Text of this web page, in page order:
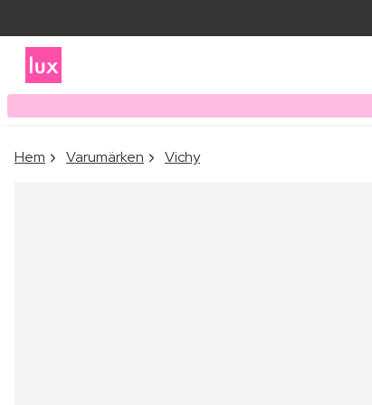
Hem Varumärken Vichy